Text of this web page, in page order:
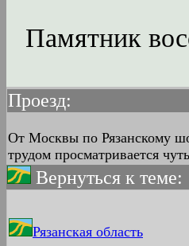
Памятник
Проезд:
От Москвы по Рязанскому
трудом просматривается
Вернуться к теме:
Рязанская область